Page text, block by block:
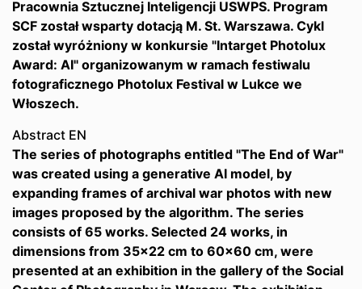
Pracownia Sztucznej Inteligencji USWPS. Program
SCF został wsparty dotacją M. St. Warszawa. Cykl
został wyróżniony w konkursie "Intarget Photolux
Award: AI" organizowanym w ramach festiwalu
fotograficznego Photolux Festival w Lukce we
Włoszech.
Abstract EN
The series of photographs entitled "The End of War"
was created using a generative AI model, by
expanding frames of archival war photos with new
images proposed by the algorithm. The series
consists of 65 works. Selected 24 works, in
dimensions from 35x22 cm to 60x60 cm, were
presented at an exhibition in the gallery of the Social